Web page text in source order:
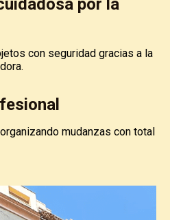
por la
con seguridad gracias a la
mudanzas con total